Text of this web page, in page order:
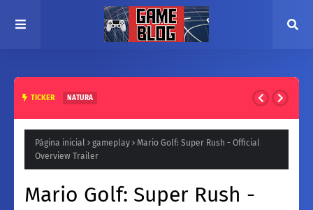
TICKER NATURA
Dia e Dias Quentes
Página inicial gameplay
Mario Golf: Super Rush - Official
Overview Trailer
Mario Golf: Super Rush -